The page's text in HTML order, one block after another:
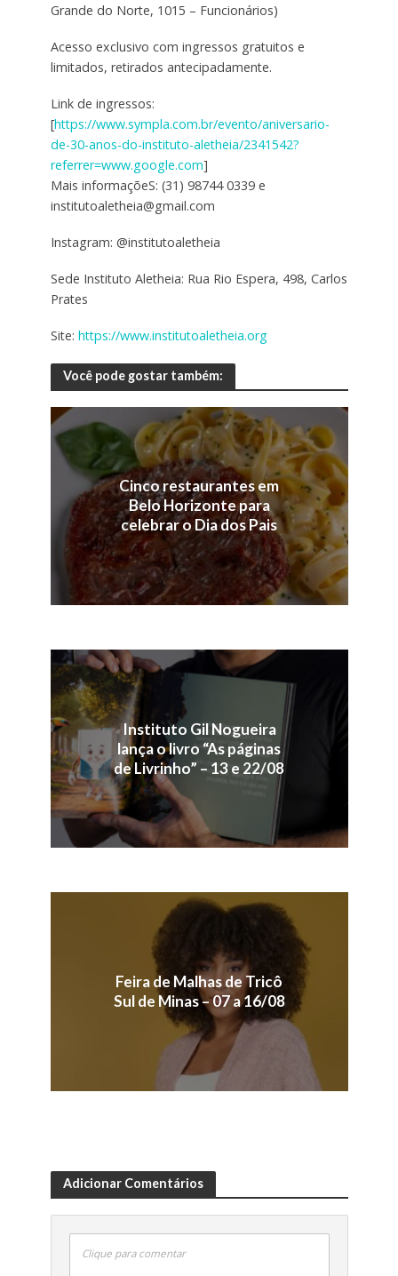
Grande do Norte, 1015 – Funcionários)
Acesso exclusivo com ingressos gratuitos e
limitados, retirados antecipadamente.
Link de ingressos:
[https://www.sympla.com.br/evento/aniversario-
de-30-anos-do-instituto-aletheia/2341542?
referrer=www.google.com]
Mais informaçõeS: (31) 98744 0339 e
institutoaletheia@gmail.com
Instagram: @institutoaletheia
Sede Instituto Aletheia: Rua Rio Espera, 498, Carlos
Prates
Site: https://www.institutoaletheia.org
Você pode gostar também:
Cinco restaurantes em
Belo Horizonte para
celebrar o Dia dos Pais
Instituto Gil Nogueira
lança o livro “As páginas
de Livrinho” – 13 e 22/08
Feira de Malhas de Tricô
Sul de Minas – 07 a 16/08
Adicionar Comentários
Clique para comentar